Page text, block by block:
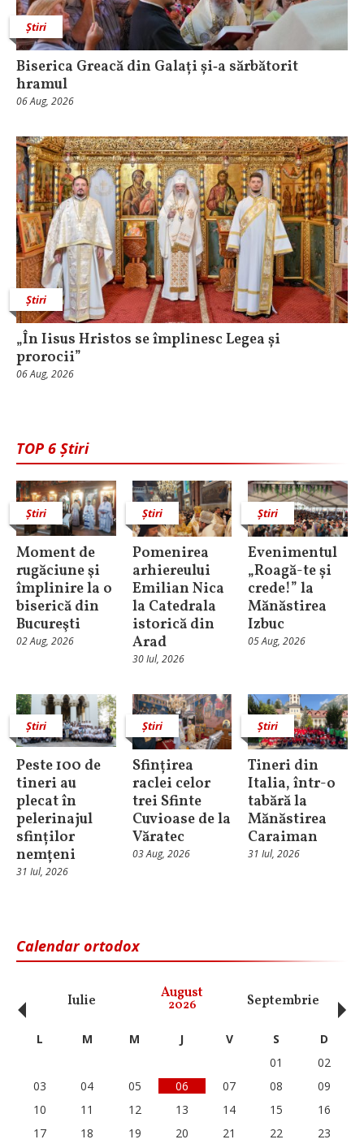
Știri
Biserica Greacă din Galați și‑a sărbătorit
hramul
06 Aug, 2026
Știri
„În Iisus Hristos se împlinesc Legea și
prorocii”
06 Aug, 2026
TOP 6 Știri
Știri
Moment de
rugăciune şi
împlinire la o
biserică din
Bucureşti
02 Aug, 2026
Știri
Pomenirea
arhiereului
Emilian Nica
la Catedrala
istorică din
Arad
30 Iul, 2026
Știri
Evenimentul
„Roagă-te și
crede!” la
Mănăstirea
Izbuc
05 Aug, 2026
Știri
Peste 100 de
tineri au
plecat în
pelerinajul
sfinților
nemțeni
31 Iul, 2026
Știri
Sfințirea
raclei celor
trei Sfinte
Cuvioase de la
Văratec
03 Aug, 2026
Știri
Tineri din
Italia, într-o
tabără la
Mănăstirea
Caraiman
31 Iul, 2026
Calendar ortodox
Iulie August
2026 Septembrie
‹ L M M J V S
D
01
02
03
04 05 06 07 08
09
10
11 12 13 14 15
16
17
18 19 20 21 22
23